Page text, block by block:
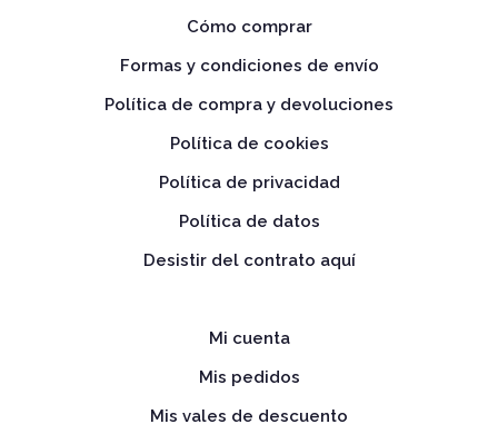
Cómo comprar
Formas y condiciones de envío
Política de compra y devoluciones
Política de cookies
Política de privacidad
Política de datos
Desistir del contrato aquí
Mi cuenta
Mis pedidos
Mis vales de descuento